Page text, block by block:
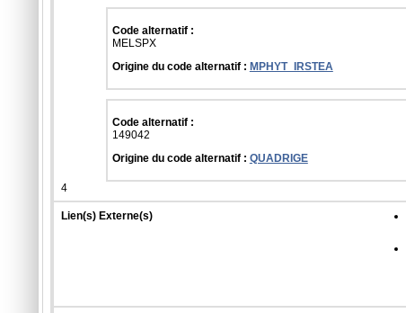
Code alternatif :
MELSPX
Origine du code alternatif : MPHYT_IRSTEA
Code alternatif :
149042
Origine du code alternatif : QUADRIGE
4
Lien(s) Externe(s)